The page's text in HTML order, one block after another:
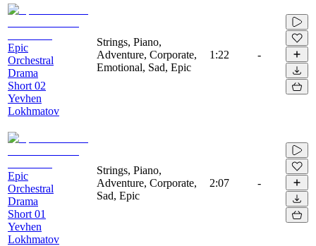
Epic
Orchestral
Drama
Short 02
Yevhen
Lokhmatov
Strings, Piano,
Adventure, Corporate,
Emotional, Sad, Epic
1:22 -
Epic
Orchestral
Drama
Short 01
Yevhen
Lokhmatov
Strings, Piano,
Adventure, Corporate,
Sad, Epic
2:07 -